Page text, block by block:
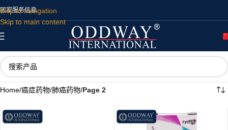
Skip to navigation
Skip to main content
国家服务信息
Home/癌症药物/肺癌药物/Page 2